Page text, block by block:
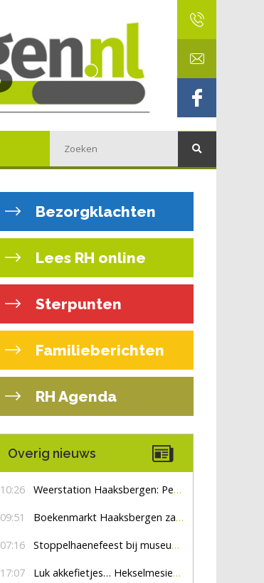
Bezorgklachten
Lees RH online
Sterpunten
Familieberichten
RH Agenda
Overig nieuws
10:26 Weerstation Haaksbergen: Perioden met zon en droog
09:51 Boekenmarkt Haaksbergen zaterdag 8 augustus, marktplein Haaksbergen
07:16 Stoppelhaenefeest bij museum De Lebbenbrugge
17:07 Luk akkefietjes… HekselmesienHarry